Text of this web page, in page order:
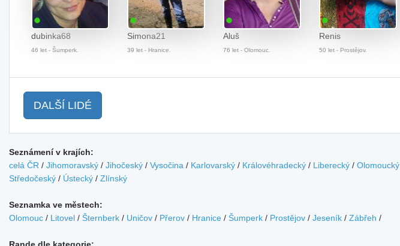
dubinka68
46 let - Šumperk.
Simona21
39 let - Hranice.
Aluš
76 let - Olomouc.
Renis
50 let - Prostějov.
DALŠÍ LIDÉ
Seznámení v krajích:
celá ČR / Jihomoravský / Jihočeský / Vysočina / Karlovarský / Královéhradecký / Liberecký / Olomoucký
Středočeský / Ústecký / Zlínský
Seznamka ve městech:
Olomouc / Litovel / Šternberk / Uničov / Přerov / Hranice / Šumperk / Prostějov / Jeseník / Zábřeh /